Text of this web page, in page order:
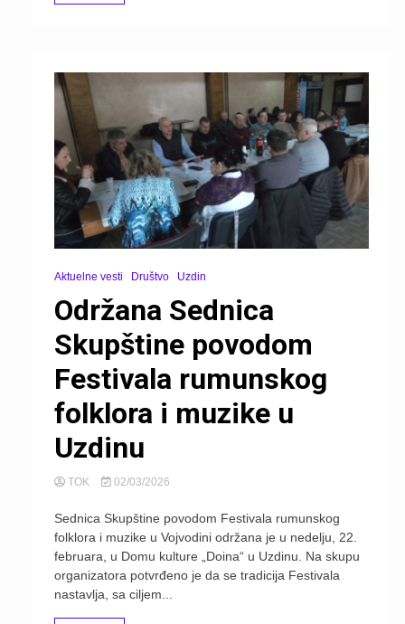
Aktuelne vesti Društvo Uzdin
Održana Sednica
Skupštine povodom
Festivala rumunskog
folklora i muzike u
Uzdinu
TOK 02/03/2026
Sednica Skupštine povodom Festivala rumunskog
folklora i muzike u Vojvodini održana je u nedelju, 22.
februara, u Domu kulture „Doina“ u Uzdinu. Na skupu
organizatora potvrđeno je da se tradicija Festivala
nastavlja, sa ciljem...